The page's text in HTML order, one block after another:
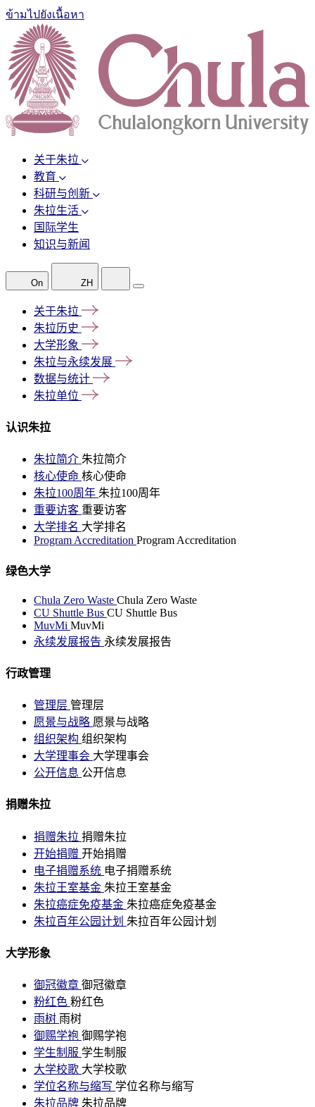
ข้ามไปยังเนื้อหา
关于朱拉
教育
科研与创新
朱拉生活
国际学生
知识与新闻
On ZH
关于朱拉
朱拉历史
大学形象
朱拉与永续发展
数据与统计
朱拉单位
认识朱拉
朱拉简介 朱拉简介
核心使命 核心使命
朱拉100周年 朱拉100周年
重要访客 重要访客
大学排名 大学排名
Program Accreditation Program Accreditation
绿色大学
Chula Zero Waste Chula Zero Waste
CU Shuttle Bus CU Shuttle Bus
MuvMi MuvMi
永续发展报告 永续发展报告
行政管理
管理层 管理层
愿景与战略 愿景与战略
组织架构 组织架构
大学理事会 大学理事会
公开信息 公开信息
捐赠朱拉
捐赠朱拉 捐赠朱拉
开始捐赠 开始捐赠
电子捐赠系统 电子捐赠系统
朱拉王室基金 朱拉王室基金
朱拉癌症免疫基金 朱拉癌症免疫基金
朱拉百年公园计划 朱拉百年公园计划
大学形象
御冠徽章 御冠徽章
粉红色 粉红色
雨树 雨树
御赐学袍 御赐学袍
学生制服 学生制服
大学校歌 大学校歌
学位名称与缩写 学位名称与缩写
朱拉品牌 朱拉品牌